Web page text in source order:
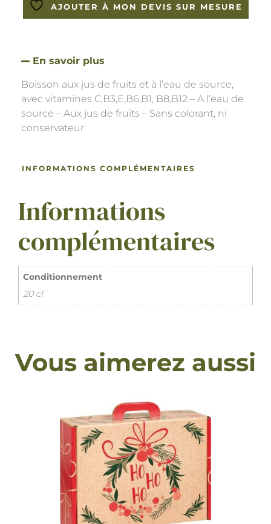
AJOUTER À MON DEVIS SUR MESURE
En savoir plus
Boisson aux jus de fruits et à l’eau de source,
avec vitamines C,B3,E,B6,B1, B8,B12 – A l’eau de
source – Aux jus de fruits – Sans colorant, ni
conservateur
INFORMATIONS COMPLÉMENTAIRES
Informations
complémentaires
Conditionnement
20 cl
Vous aimerez aussi